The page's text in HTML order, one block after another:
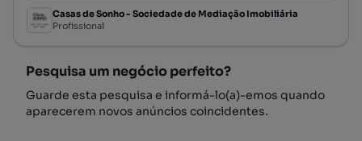
Casas de Sonho - Sociedade de Mediação Imobiliária
Profissional
Pesquisa um negócio perfeito?
Guarde esta pesquisa e informá-lo(a)-emos quando
aparecerem novos anúncios coincidentes.